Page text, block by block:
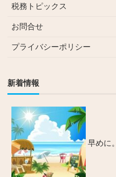
税務トピックス
お問合せ
プライバシーポリシー
新着情報
早めに。